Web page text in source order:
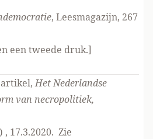
, Leesmagazijn, 267
een tweede druk.]
artikel,Het Nederlandse
van necropolitiek,
17.3.2020. Zie